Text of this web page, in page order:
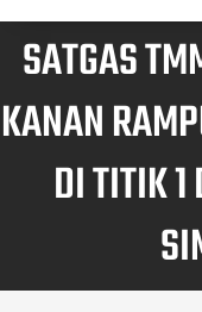
SATGAS
KANAN
DI TITIK